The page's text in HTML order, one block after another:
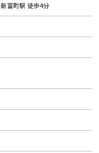
新富町駅 徒歩4分